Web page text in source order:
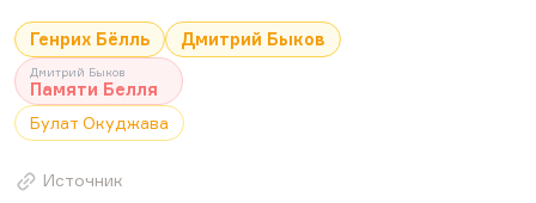
Генрих Бёлль Дмитрий Быков
Дмитрий Быков
Памяти Белля
Булат Окуджава
Источник